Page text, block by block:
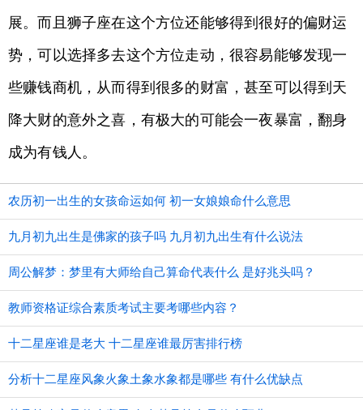
展。而且狮子座在这个方位还能够得到很好的偏财运
势，可以选择多去这个方位走动，很容易能够发现一
些赚钱商机，从而得到很多的财富，甚至可以得到天
降大财的意外之喜，有极大的可能会一夜暴富，翻身
成为有钱人。
农历初一出生的女孩命运如何 初一女娘娘命什么意思
九月初九出生是佛家的孩子吗 九月初九出生有什么说法
周公解梦：梦里有大师给自己算命代表什么 是好兆头吗？
教师资格证综合素质考试主要考哪些内容？
十二星座谁是老大 十二星座谁最厉害排行榜
分析十二星座风象火象土象水象都是哪些 有什么优缺点